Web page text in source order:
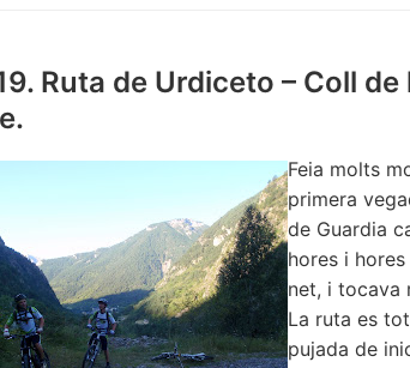
Ruta de Urdiceto – Coll
Feia molts
primera
de Guardia
hores i
net, i tocava
La ruta es
pujada de